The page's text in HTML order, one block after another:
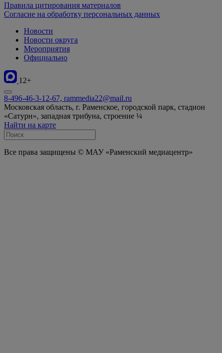
Правила цитирования материалов
Согласие на обработку персональных данных
Новости
Новости округа
Мероприятия
Официально
12+
8-496-46-3-12-67, rammedia22@mail.ru
Московская область, г. Раменское, городской парк, стадион
«Сатурн», западная трибуна, строение ¼
Найти на карте
Все права защищены © МАУ «Раменский медиацентр»